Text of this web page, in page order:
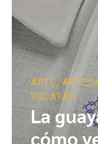
ARTE,
YUCATÁN
La
cómo